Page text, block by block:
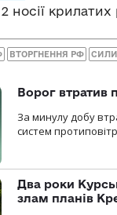
крилатих
ВТОРГНЕННЯ РФ СИЛИ
Ворог втратив
За минулу добу
систем
Два роки
злам планів